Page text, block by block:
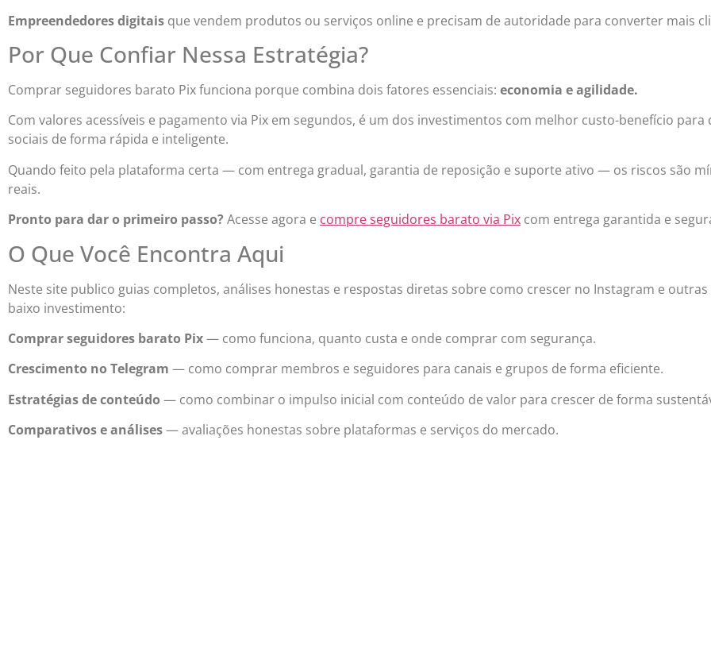
Empreendedores digitais que vendem produtos ou serviços online e precisam de autoridade para converter mais
Por Que Confiar Nessa Estratégia?
Comprar seguidores barato Pix funciona porque combina dois fatores essenciais: economia e agilidade.
Com valores acessíveis e pagamento via Pix em segundos, é um dos investimentos com melhor custo-benefício
sociais de forma rápida e inteligente.
Quando feito pela plataforma certa — com entrega gradual, garantia de reposição e suporte ativo — os riscos são
reais.
Pronto para dar o primeiro passo? Acesse agora e compre seguidores barato via Pix com entrega garantida e
O Que Você Encontra Aqui
Neste site publico guias completos, análises honestas e respostas diretas sobre como crescer no Instagram e
baixo investimento:
Comprar seguidores barato Pix— como funciona, quanto custa e onde comprar com segurança.
Crescimento no Telegram — como comprar membros e seguidores para canais e grupos de forma eficiente.
Estratégias de conteúdo — como combinar o impulso inicial com conteúdo de valor para crescer de forma
Comparativos e análises— avaliações honestas sobre plataformas e serviços do mercado.